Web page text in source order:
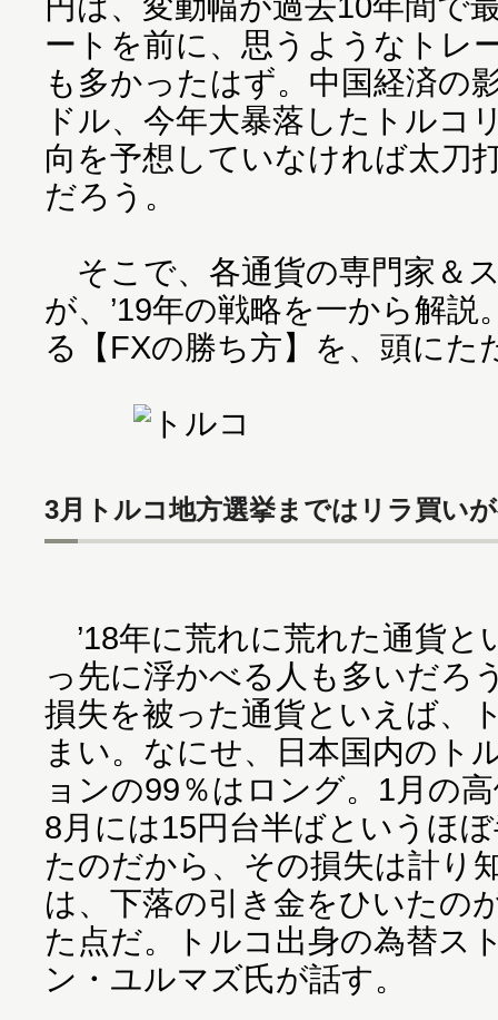
ートを前に、思うようなトレ
も多かったはず。中国経済の
ドル、今年大暴落したトルコ
向を予想していなければ太刀
だろう。
そこで、各通貨の専門家＆
が、’19年の戦略を一から解
る【FXの勝ち方】を、頭にた
3月トルコ地方選挙まではリラ買い
’18年に荒れに荒れた通貨と
っ先に浮かべる人も多いだろ
損失を被った通貨といえば、
まい。なにせ、日本国内のト
ョンの99％はロング。1月の
8月には15円台半ばというほ
たのだから、その損失は計り
は、下落の引き金をひいたの
た点だ。トルコ出身の為替ス
ン・ユルマズ氏が話す。